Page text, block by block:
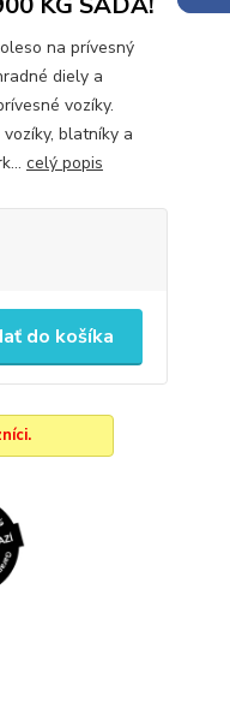
na prívesný
diely a
vozíky.
blatníky a
celý popis
do košíka